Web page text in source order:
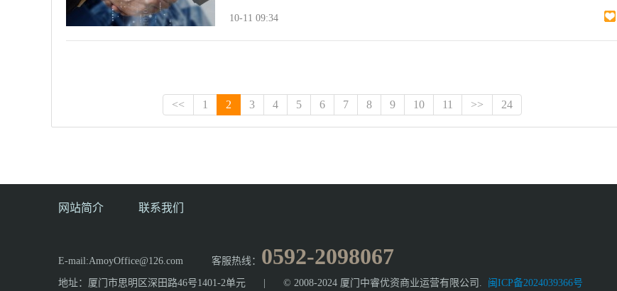
10-11 09:34
<< 1 2 3 4 5 6 7 8 9 10 11 >> 24
网站简介 联系我们
E-mail:AmoyOffice@126.com 客服热线： 0592-2098067
地址：厦门市思明区深田路46号1401-2单元 © 2008-2024 厦门中睿优资商业运营有限公司. 闽ICP备2024039366号